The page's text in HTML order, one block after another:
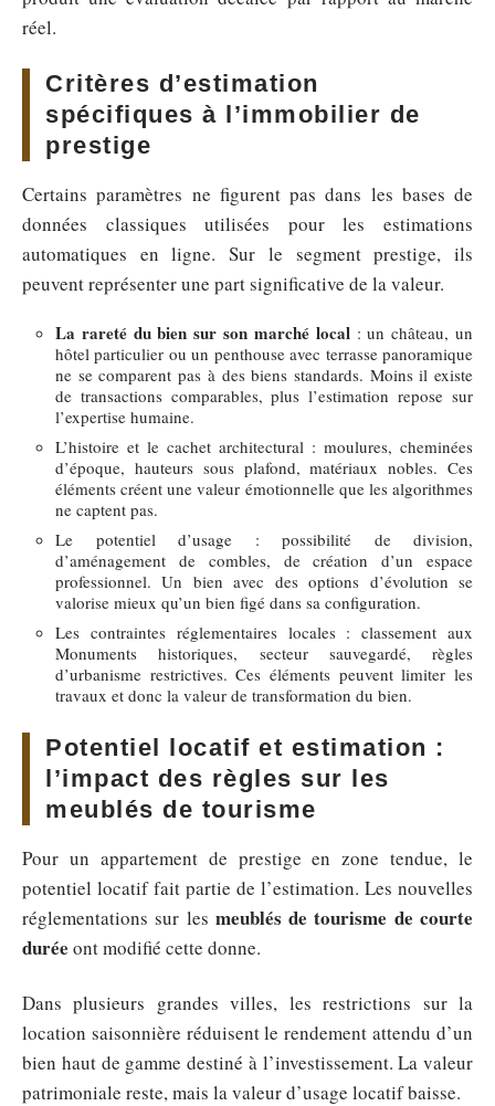
réel.
Critères d’estimation
spécifiques à l’immobilier de
prestige
Certains paramètres ne figurent pas dans les bases de
données classiques utilisées pour les estimations
automatiques en ligne. Sur le segment prestige, ils
peuvent représenter une part significative de la valeur.
La rareté du bien sur son marché local: un château, un
hôtel particulier ou un penthouse avec terrasse panoramique
ne se comparent pas à des biens standards. Moins il existe
de transactions comparables, plus l’estimation repose sur
l’expertise humaine.
L’histoire et le cachet architectural : moulures, cheminées
d’époque, hauteurs sous plafond, matériaux nobles. Ces
éléments créent une valeur émotionnelle que les algorithmes
ne captent pas.
Le potentiel d’usage : possibilité de division,
d’aménagement de combles, de création d’un espace
professionnel. Un bien avec des options d’évolution se
valorise mieux qu’un bien figé dans sa configuration.
Les contraintes réglementaires locales : classement aux
Monuments historiques, secteur sauvegardé, règles
d’urbanisme restrictives. Ces éléments peuvent limiter les
travaux et donc la valeur de transformation du bien.
Potentiel locatif et estimation :
l’impact des règles sur les
meublés de tourisme
Pour un appartement de prestige en zone tendue, le
potentiel locatif fait partie de l’estimation. Les nouvelles
réglementations sur les meublés de tourisme de courte
durée ont modifié cette donne.
Dans plusieurs grandes villes, les restrictions sur la
location saisonnière réduisent le rendement attendu d’un
bien haut de gamme destiné à l’investissement. La valeur
patrimoniale reste, mais la valeur d’usage locatif baisse.